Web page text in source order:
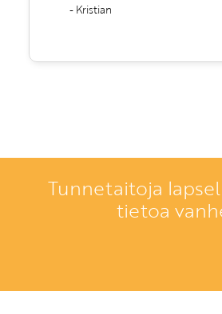
- Kristian
Tunnetaitoja
tietoa